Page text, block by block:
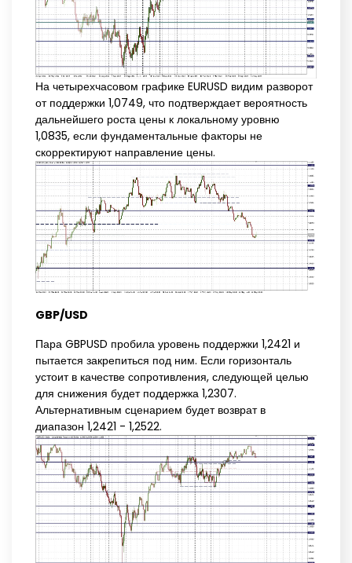
На четырехчасовом графике EURUSD видим разворот
от поддержки 1,0749, что подтверждает вероятность
дальнейшего роста цены к локальному уровню
1,0835, если фундаментальные факторы не
скорректируют направление цены.
GBP/USD
Пара GBPUSD пробила уровень поддержки 1,2421 и
пытается закрепиться под ним. Если горизонталь
устоит в качестве сопротивления, следующей целью
для снижения будет поддержка 1,2307.
Альтернативным сценарием будет возврат в
диапазон 1,2421 - 1,2522.